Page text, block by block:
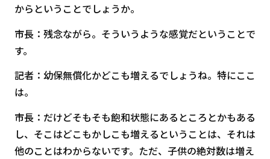
からということでしょうか。
市長：残念ながら。そういうような感覚だということで
す。
記者：幼保無償化かどこも増えるでしょうね。特にここ
は。
市長：だけどそもそも飽和状態にあるところとかもある
し、そこはどこもかしこも増えるということは、それは
他のことはわからないです。ただ、子供の絶対数は増え